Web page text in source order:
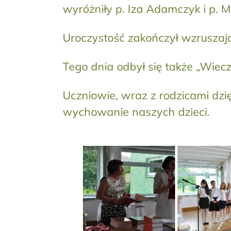
wyróżniły p. Iza Adamczyk i p.
Uroczystość zakończył
Tego dnia odbył się także
Uczniowie, wraz z rodzicami
wychowanie naszych dzieci.